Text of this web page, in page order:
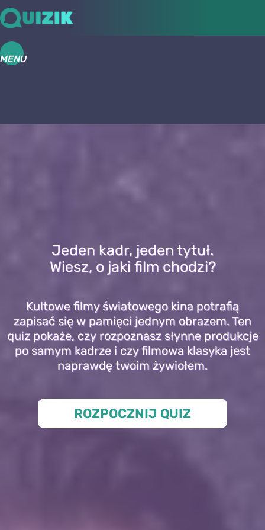
MENU
Jeden kadr, jeden tytuł.
Wiesz, o jaki film chodzi?
Kultowe filmy światowego kina potrafią
zapisać się w pamięci jednym obrazem. Ten
quiz pokaże, czy rozpoznasz słynne produkcje
po samym kadrze i czy filmowa klasyka jest
naprawdę twoim żywiołem.
ROZPOCZNIJ QUIZ